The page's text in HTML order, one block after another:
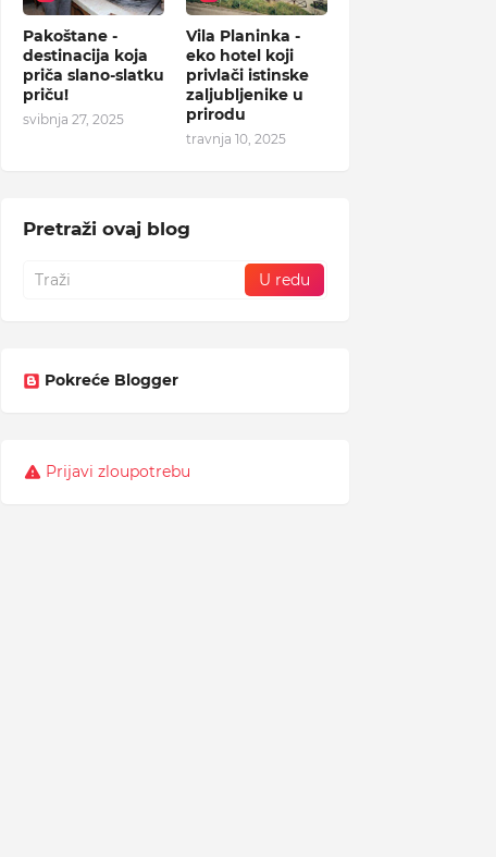
Pakoštane -
destinacija koja
priča slano-slatku
priču!
svibnja 27, 2025
Vila Planinka -
eko hotel koji
privlači istinske
zaljubljenike u
prirodu
travnja 10, 2025
Pretraži ovaj blog
Pokreće Blogger
Prijavi zloupotrebu